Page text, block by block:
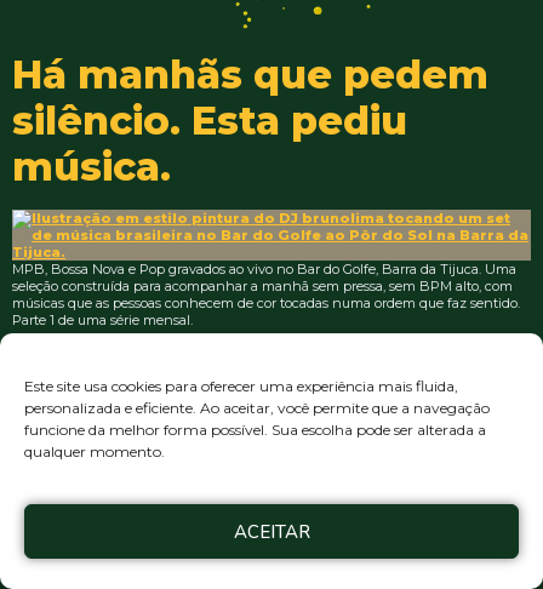
Este site usa cookies para oferecer uma experiência mais fluida,
personalizada e eficiente. Ao aceitar, você permite que a navegação
funcione da melhor forma possível. Sua escolha pode ser alterada a
qualquer momento.
ACEITAR
Há manhãs que pedem
silêncio. Esta pediu
música.
MPB, Bossa Nova e Pop gravados ao vivo no Bar do Golfe, Barra da Tijuca. Uma
seleção construída para acompanhar a manhã sem pressa, sem BPM alto, com
músicas que as pessoas conhecem de cor tocadas numa ordem que faz sentido.
Parte 1 de uma série mensal.
Termos de Serviço